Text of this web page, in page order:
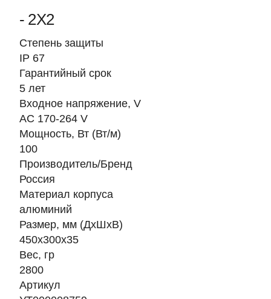
- 2Х2
Степень защиты
IP 67
Гарантийный срок
5 лет
Входное напряжение, V
AC 170-264 V
Мощность, Вт (Вт/м)
100
Производитель/Бренд
Россия
Материал корпуса
алюминий
Размер, мм (ДхШхВ)
450х300х35
Вес, гр
2800
Артикул